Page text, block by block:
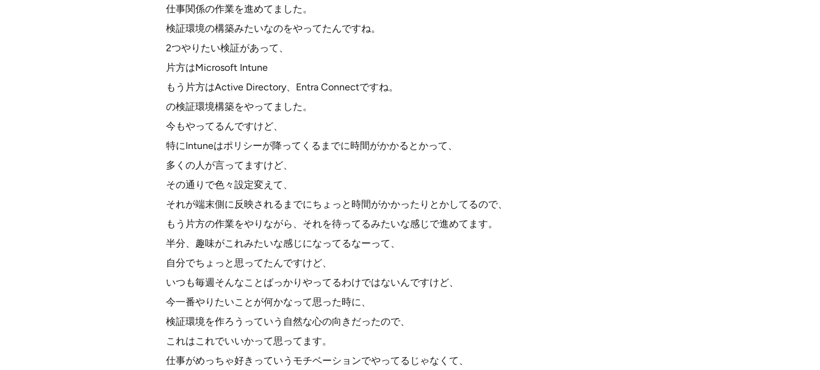
仕事関係の作業を進めてました。
検証環境の構築みたいなのをやってたんですね。
2つやりたい検証があって、
片方はMicrosoft Intune
もう片方はActive Directory、Entra Connectですね。
の検証環境構築をやってました。
今もやってるんですけど、
特にIntuneはポリシーが降ってくるまでに時間がかかるとかって、
多くの人が言ってますけど、
その通りで色々設定変えて、
それが端末側に反映されるまでにちょっと時間がかかったりとかしてるので、
もう片方の作業をやりながら、それを待ってるみたいな感じで進めてます。
半分、趣味がこれみたいな感じになってるなーって、
自分でちょっと思ってたんですけど、
いつも毎週そんなことばっかりやってるわけではないんですけど、
今一番やりたいことが何かなって思った時に、
検証環境を作ろうっていう自然な心の向きだったので、
これはこれでいいかって思ってます。
仕事がめっちゃ好きっていうモチベーションでやってるじゃなくて、